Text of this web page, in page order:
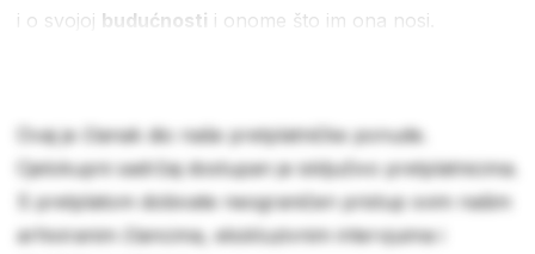
i o svojoj budućnosti i onome što im ona nosi.
Ovaj je članak dio naše pretplatničke ponude.
Cjelokupni sadržaj dostupan je isključivo pretplatnicima.
S pretplatom dobivate neograničen pristup svim našim
arhiviranim člancima, ekskluzivnim intervjuima i